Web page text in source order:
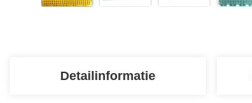
Detailinformatie